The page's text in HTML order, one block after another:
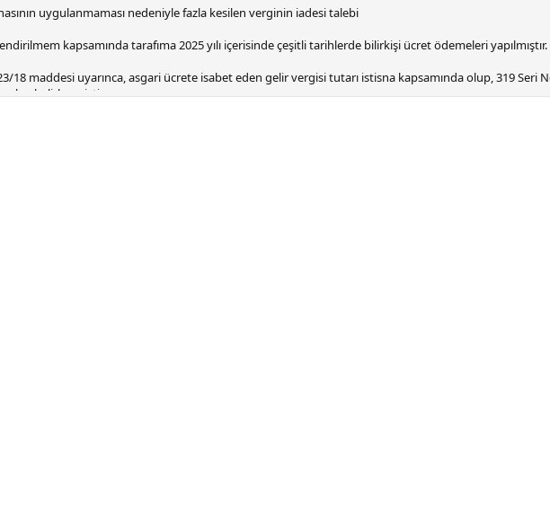
uygulanmaması nedeniyle fazla kesilen verginin iadesi talebi
kapsamında tarafıma 2025 yılı içerisinde çeşitli tarihlerde bilirkişi ücret ödemeleri yapılmıştır.
18 maddesi uyarınca, asgari ücrete isabet eden gelir vergisi tutarı istisna kapsamında olup, 319 Seri
belirlenmiştir.